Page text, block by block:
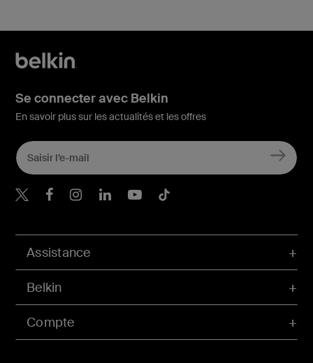
Compte
Assistance
Belkin
Se connecter avec Belkin
En savoir plus sur les actualités et les offres
Belkin Twitter
Belkin Facebook
Belkin Instagram
Belkin LinkedIn
Belkin Youtube
Belkin TikTok